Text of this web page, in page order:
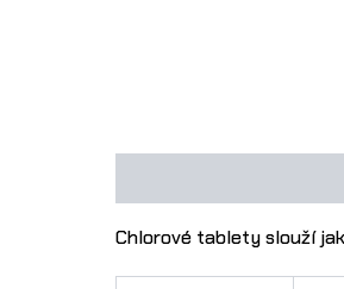
Chlorové tablety slouží